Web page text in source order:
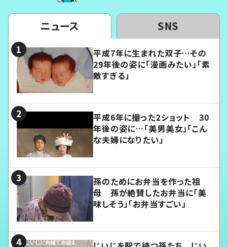
ニュース SNS
平成7年に生まれた双子…その
29年後の姿に「漫画みたい」「素
敵すぎる」
平成6年に撮った2ショット 30
年後の姿に…「美男美女」「こん
な夫婦になりたい」
孫のためにお弁当を作った祖
母 孫が絶賛したお弁当に「美
味しそう」「お弁当すごい」